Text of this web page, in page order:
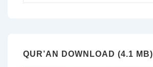
QUR’AN DOWNLOAD (4.1 MB)